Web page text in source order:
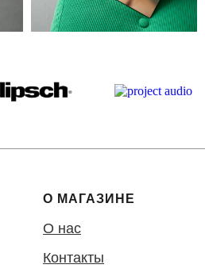
О МАГАЗИНЕ
О нас
Контакты